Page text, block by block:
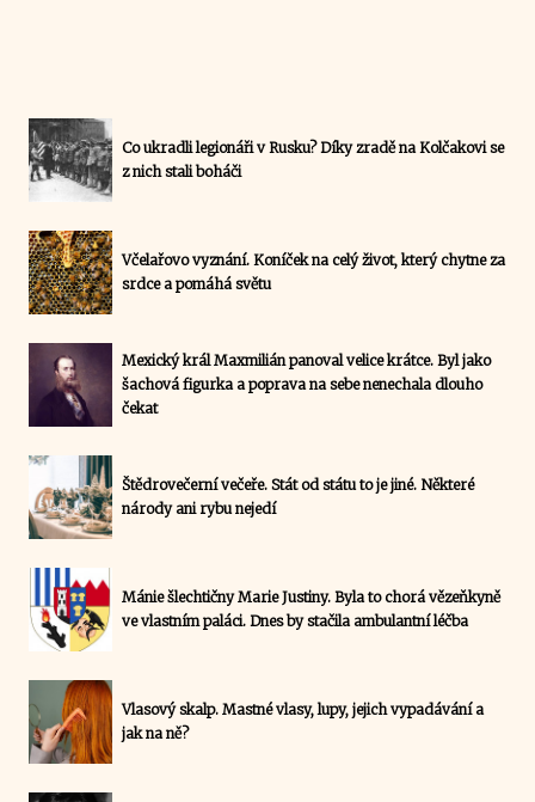
Co ukradli legionáři v Rusku? Díky zradě na Kolčakovi se
z nich stali boháči
Včelařovo vyznání. Koníček na celý život, který chytne za
srdce a pomáhá světu
Mexický král Maxmilián panoval velice krátce. Byl jako
šachová figurka a poprava na sebe nenechala dlouho
čekat
Štědrovečerní večeře. Stát od státu to je jiné. Některé
národy ani rybu nejedí
Mánie šlechtičny Marie Justiny. Byla to chorá vězeňkyně
ve vlastním paláci. Dnes by stačila ambulantní léčba
Vlasový skalp. Mastné vlasy, lupy, jejich vypadávání a
jak na ně?